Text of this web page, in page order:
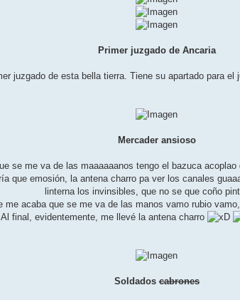
Primer juzgado de Ancaria
juzgado de esta bella tierra. Tiene su apartado para
Mercader ansioso
se me va de las maaaaaanos tengo el bazuca
que emosión, la antena charro pa ver los canales
linterna los invinsibles, que no se que coño
acaba que se me va de las manos vamo rubio
Al final, evidentemente, me llevé la antena charro
Soldadoscabrones